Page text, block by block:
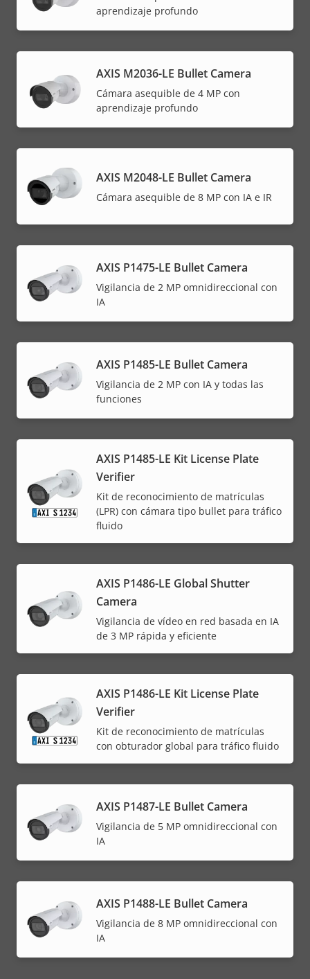
aprendizaje profundo
AXIS M2036-LE Bullet Camera
Cámara asequible de 4 MP con
aprendizaje profundo
AXIS M2048-LE Bullet Camera
Cámara asequible de 8 MP con IA e IR
AXIS P1475-LE Bullet Camera
Vigilancia de 2 MP omnidireccional con
IA
AXIS P1485-LE Bullet Camera
Vigilancia de 2 MP con IA y todas las
funciones
AXIS P1485-LE Kit License Plate
Verifier
Kit de reconocimiento de matrículas
(LPR) con cámara tipo bullet para tráfico
fluido
AXIS P1486-LE Global Shutter
Camera
Vigilancia de vídeo en red basada en IA
de 3 MP rápida y eficiente
AXIS P1486-LE Kit License Plate
Verifier
Kit de reconocimiento de matrículas
con obturador global para tráfico fluido
AXIS P1487-LE Bullet Camera
Vigilancia de 5 MP omnidireccional con
IA
AXIS P1488-LE Bullet Camera
Vigilancia de 8 MP omnidireccional con
IA